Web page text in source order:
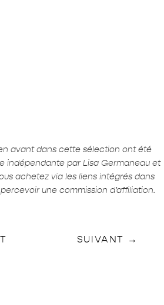
avant dans cette sélection ont été
indépendante par Lisa Germaneau et
achetez via les liens intégrés dans
une commission d’affiliation.
SUIVANT →